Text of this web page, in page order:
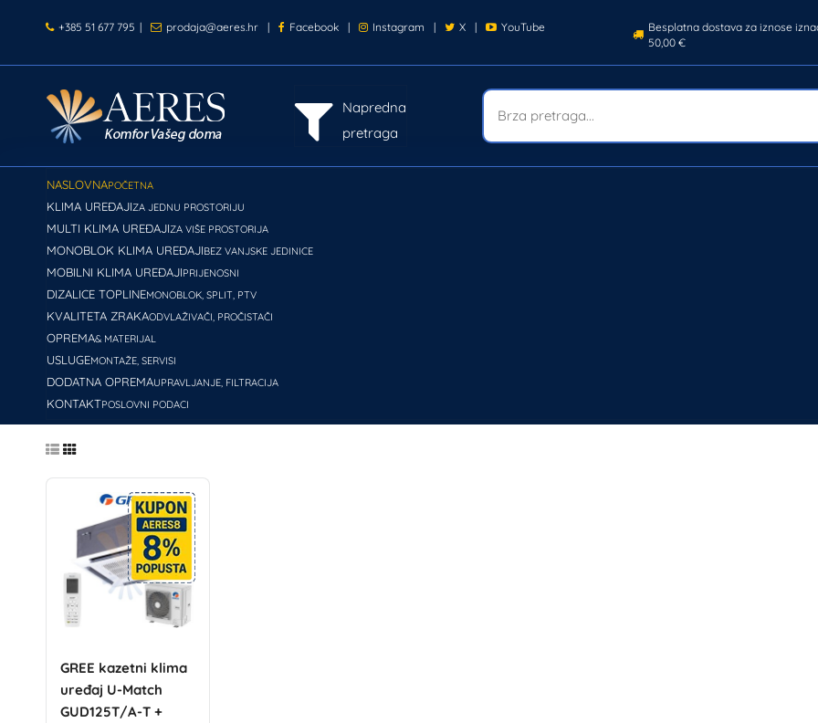
+385 51 677 795 | prodaja@aeres.hr | Facebook | Instagram | X | YouTube
Besplatna dostava za iznose
50,00 €
Napredna
pretraga
NASLOVNAPOČETNA
KLIMA UREĐAJIZA JEDNU PROSTORIJU
MULTI KLIMA UREĐAJIZA VIŠE PROSTORIJA
MONOBLOK KLIMA UREĐAJIBEZ VANJSKE JEDINICE
MOBILNI KLIMA UREĐAJIPRIJENOSNI
DIZALICE TOPLINEMONOBLOK, SPLIT, PTV
KVALITETA ZRAKAODVLAŽIVAČI, PROČISTAČI
OPREMA& MATERIJAL
USLUGEMONTAŽE, SERVISI
DODATNA OPREMAUPRAVLJANJE, FILTRACIJA
KONTAKTPOSLOVNI PODACI
GREE kazetni klima
uređaj U-Match
GUD125T/A-T +